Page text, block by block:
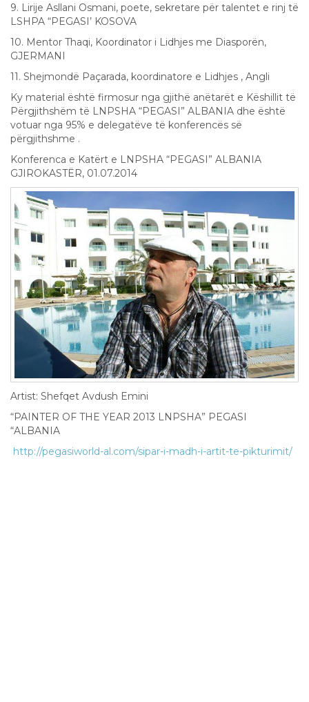
9. Lirije Asllani Osmani, poete, sekretare për talentet e rinj të
LSHPA “PEGASI’ KOSOVA
10. Mentor Thaqi, Koordinator i Lidhjes me Diasporën,
GJERMANI
11. Shejmondë Paçarada, koordinatore e Lidhjes , Angli
Ky material është firmosur nga gjithë anëtarët e Këshillit të
Përgjithshëm të LNPSHA “PEGASI” ALBANIA dhe është
votuar nga 95% e delegatëve të konferencës së
përgjithshme .
Konferenca e Katërt e LNPSHA “PEGASI” ALBANIA
GJIROKASTËR, 01.07.2014
Artist: Shefqet Avdush Emini
“PAINTER OF THE YEAR 2013 LNPSHA” PEGASI
“ALBANIA
http://pegasiworld-al.com/sipar-i-madh-i-artit-te-pikturimit/